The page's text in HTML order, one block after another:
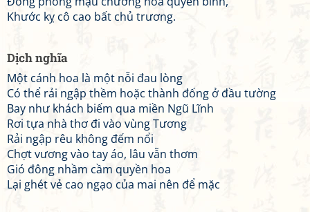
Khước kỵ cô cao bất chủ trương.
Dịch nghĩa
Một cánh hoa là một nỗi đau lòng
Có thể rải ngập thềm hoặc thành đống ở đầu tường
Bay như khách biếm qua miền Ngũ Lĩnh
Rơi tựa nhà thơ đi vào vùng Tương
Rải ngập rêu không đếm nổi
Chợt vương vào tay áo, lâu vẫn thơm
Gió đông nhầm cầm quyền hoa
Lại ghét vẻ cao ngạo của mai nên để mặc